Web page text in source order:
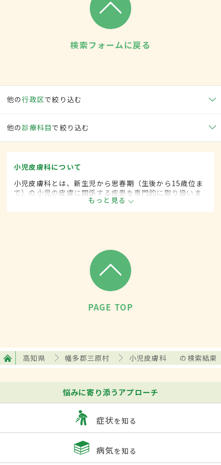
検索フォームに戻る
他の行政区で絞り込む
他の 診療科目で絞り込む
小児皮膚科について
小児皮膚科とは、新生児から思春期（生後から15歳位ま
で）の小児の皮膚に関係する疾患を専門的に取り扱いま
もっと見る
PAGE TOP
高知県 幡多郡三原村 小児皮膚科 の検索結果
悩みに寄り添うアプローチ
症状を知る
病気を知る